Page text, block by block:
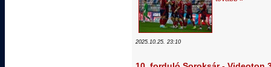
2025.10.25. 23:10